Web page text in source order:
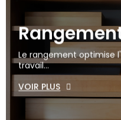
Le rangement optimise
travail...
VOIR PLUS